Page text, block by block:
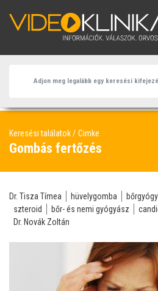
Keresési találatok Cimke
Gombás fertőzés
Dr. Tisza Tímea hüvelygomba
szteroid
bőr- és nemi gyógyász
Dr. Novák Zoltán